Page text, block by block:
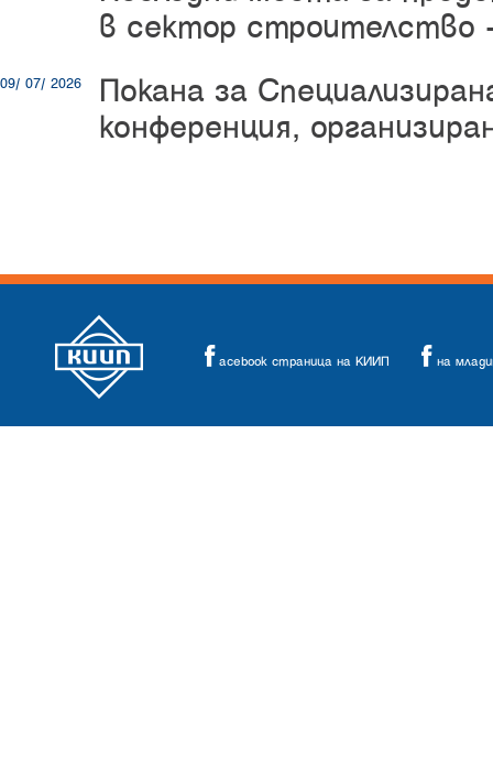
в сектор строителство
09/ 07/ 2026
Покана за
конференция,
acebook страница на КИИП на